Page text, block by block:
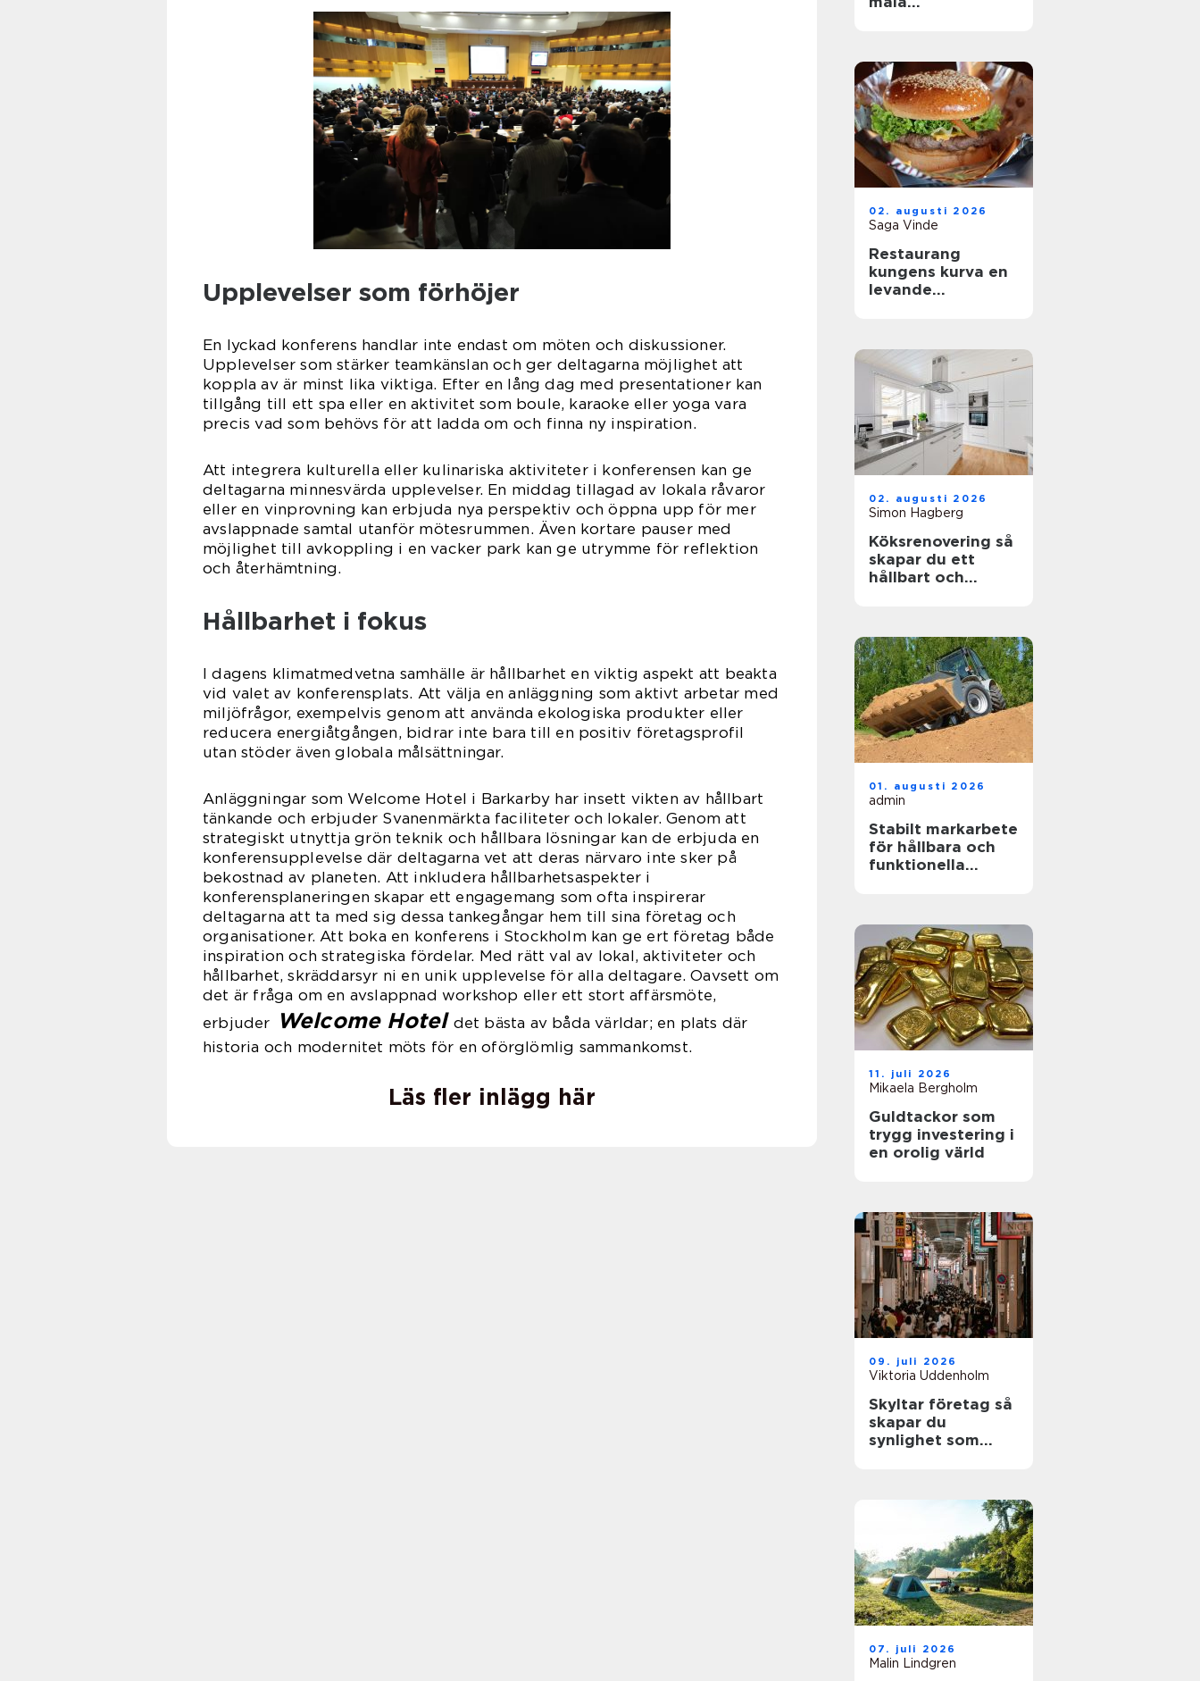
Upplevelser som förhöjer
En lyckad konferens handlar inte endast om möten och diskussioner.
Upplevelser som stärker teamkänslan och ger deltagarna möjlighet att
koppla av är minst lika viktiga. Efter en lång dag med presentationer kan
tillgång till ett spa eller en aktivitet som boule, karaoke eller yoga vara
precis vad som behövs för att ladda om och finna ny inspiration.
Att integrera kulturella eller kulinariska aktiviteter i konferensen kan ge
deltagarna minnesvärda upplevelser. En middag tillagad av lokala råvaror
eller en vinprovning kan erbjuda nya perspektiv och öppna upp för mer
avslappnade samtal utanför mötesrummen. Även kortare pauser med
möjlighet till avkoppling i en vacker park kan ge utrymme för reflektion
och återhämtning.
Hållbarhet i fokus
I dagens klimatmedvetna samhälle är hållbarhet en viktig aspekt att beakta
vid valet av konferensplats. Att välja en anläggning som aktivt arbetar med
miljöfrågor, exempelvis genom att använda ekologiska produkter eller
reducera energiåtgången, bidrar inte bara till en positiv företagsprofil
utan stöder även globala målsättningar.
Anläggningar som Welcome Hotel i Barkarby har insett vikten av hållbart
tänkande och erbjuder Svanenmärkta faciliteter och lokaler. Genom att
strategiskt utnyttja grön teknik och hållbara lösningar kan de erbjuda en
konferensupplevelse där deltagarna vet att deras närvaro inte sker på
bekostnad av planeten. Att inkludera hållbarhetsaspekter i
konferensplaneringen skapar ett engagemang som ofta inspirerar
deltagarna att ta med sig dessa tankegångar hem till sina företag och
organisationer. Att boka en konferens i Stockholm kan ge ert företag både
inspiration och strategiska fördelar. Med rätt val av lokal, aktiviteter och
hållbarhet, skräddarsyr ni en unik upplevelse för alla deltagare. Oavsett om
det är fråga om en avslappnad workshop eller ett stort affärsmöte,
erbjuder
Welcome Hotel det bästa av båda världar; en plats där
historia och modernitet möts för en oförglömlig sammankomst.
Läs fler inlägg här
effektiva
02. augusti 2026
Saga Vinde
Restaurang
kungens kurva en
levande
02. augusti 2026
Simon Hagberg
Köksrenovering så
skapar du ett
hållbart och
01. augusti 2026
admin
Stabilt markarbete
för hållbara och
funktionella
11. juli 2026
Mikaela Bergholm
Guldtackor som
trygg investering i
en orolig värld
09. juli 2026
Viktoria Uddenholm
Skyltar företag så
skapar du
synlighet som
07. juli 2026
Malin Lindgren